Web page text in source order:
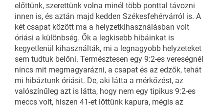
előttünk, szerettünk volna minél több ponttal távozni
innen is, és aztán majd kedden Székesfehérvárról is. A
két csapat között ma a helyzetkihasználásban volt
óriási a különbség. Ők a legkisebb hibáinkat is
kegyetlenül kihasználták, mi a legnagyobb helyzeteket
sem tudtuk belőni. Természtesen egy 9:2-es vereségnél
nincs mit megmagyarázni, a csapat és az edzők, tehát
mi hibáztunk óriásit. De, aki látta a mérkőzést, az
valószínűleg azt is látta, hogy nem egy tipikus 9:2-es
meccs volt, hiszen 41-et lőttünk kapura, mégis az